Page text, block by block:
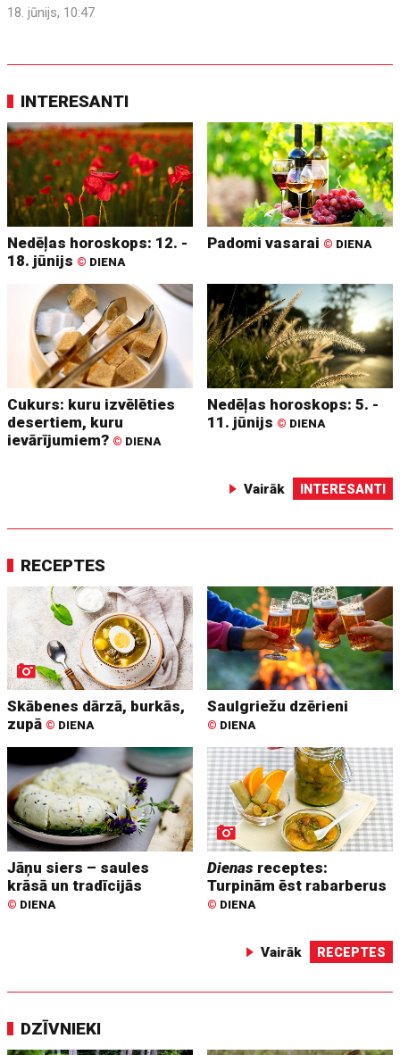
18. jūnijs, 10:47
INTERESANTI
Nedēļas horoskops: 12. -
18. jūnijs © DIENA
Padomi vasarai © DIENA
Cukurs: kuru izvēlēties
desertiem, kuru
ievārījumiem? © DIENA
Nedēļas horoskops: 5. -
11. jūnijs © DIENA
Vairāk INTERESANTI
RECEPTES
Skābenes dārzā, burkās,
zupā © DIENA
Saulgriežu dzērieni
© DIENA
Jāņu siers – saules
krāsā un tradīcijās
© DIENA
Dienas receptes:
Turpinām ēst rabarberus
© DIENA
Vairāk RECEPTES
DZĪVNIEKI